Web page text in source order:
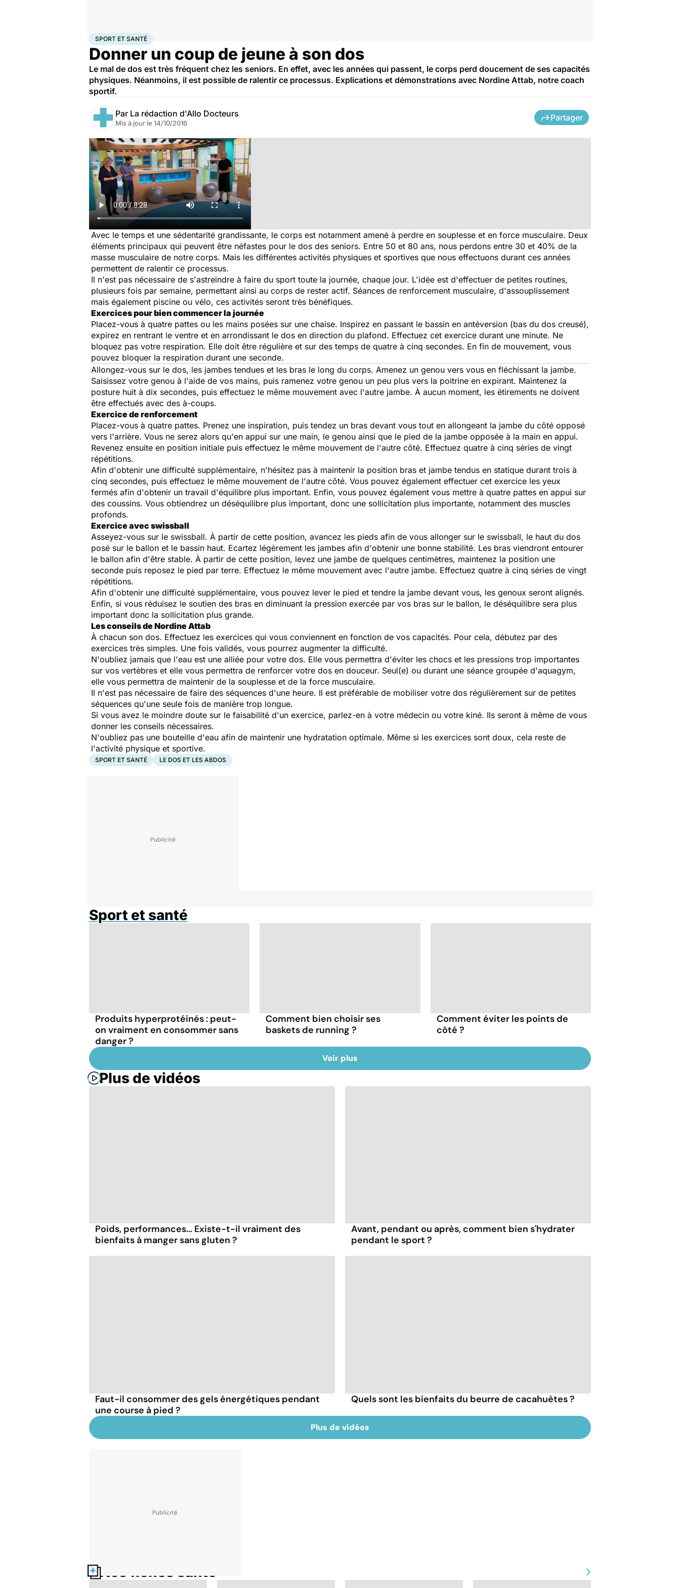
AccueilBien-êtreSport santé
SPORT ET SANTÉ
Donner un coup de jeune à son dos
Le mal de dos est très fréquent chez les seniors. En effet, avec les années qui passent, le corps perd doucement de ses capacités
physiques. Néanmoins, il est possible de ralentir ce processus. Explications et démonstrations avec Nordine Attab, notre coach
sportif.
Par La rédaction d'Allo Docteurs
Mis à jour le 14/10/2016
Partager
Avec le temps et une sédentarité grandissante, le corps est notamment amené à perdre en souplesse et en force musculaire. Deux
éléments principaux qui peuvent être néfastes pour le dos des seniors. Entre 50 et 80 ans, nous perdons entre 30 et 40% de la
masse musculaire de notre corps. Mais les différentes activités physiques et sportives que nous effectuons durant ces années
permettent de ralentir ce processus.
Il n'est pas nécessaire de s'astreindre à faire du sport toute la journée, chaque jour. L'idée est d'effectuer de petites routines,
plusieurs fois par semaine, permettant ainsi au corps de rester actif. Séances de renforcement musculaire, d'assouplissement
mais également piscine ou vélo, ces activités seront très bénéfiques.
Exercices pour bien commencer la journée
Placez-vous à quatre pattes ou les mains posées sur une chaise. Inspirez en passant le bassin en antéversion (bas du dos creusé),
expirez en rentrant le ventre et en arrondissant le dos en direction du plafond. Effectuez cet exercice durant une minute. Ne
bloquez pas votre respiration. Elle doit être régulière et sur des temps de quatre à cinq secondes. En fin de mouvement, vous
pouvez bloquer la respiration durant une seconde.
Allongez-vous sur le dos, les jambes tendues et les bras le long du corps. Amenez un genou vers vous en fléchissant la jambe.
Saisissez votre genou à l'aide de vos mains, puis ramenez votre genou un peu plus vers la poitrine en expirant. Maintenez la
posture huit à dix secondes, puis effectuez le même mouvement avec l'autre jambe. À aucun moment, les étirements ne doivent
être effectués avec des à-coups.
Exercice de renforcement
Placez-vous à quatre pattes. Prenez une inspiration, puis tendez un bras devant vous tout en allongeant la jambe du côté opposé
vers l'arrière. Vous ne serez alors qu'en appui sur une main, le genou ainsi que le pied de la jambe opposée à la main en appui.
Revenez ensuite en position initiale puis effectuez le même mouvement de l'autre côté. Effectuez quatre à cinq séries de vingt
répétitions.
Afin d'obtenir une difficulté supplémentaire, n'hésitez pas à maintenir la position bras et jambe tendus en statique durant trois à
cinq secondes, puis effectuez le même mouvement de l'autre côté. Vous pouvez également effectuer cet exercice les yeux
fermés afin d'obtenir un travail d'équilibre plus important. Enfin, vous pouvez également vous mettre à quatre pattes en appui sur
des coussins. Vous obtiendrez un déséquilibre plus important, donc une sollicitation plus importante, notamment des muscles
profonds.
Exercice avec swissball
Asseyez-vous sur le swissball. À partir de cette position, avancez les pieds afin de vous allonger sur le swissball, le haut du dos
posé sur le ballon et le bassin haut. Ecartez légèrement les jambes afin d'obtenir une bonne stabilité. Les bras viendront entourer
le ballon afin d'être stable. À partir de cette position, levez une jambe de quelques centimètres, maintenez la position une
seconde puis reposez le pied par terre. Effectuez le même mouvement avec l'autre jambe. Effectuez quatre à cinq séries de vingt
répétitions.
Afin d'obtenir une difficulté supplémentaire, vous pouvez lever le pied et tendre la jambe devant vous, les genoux seront alignés.
Enfin, si vous réduisez le soutien des bras en diminuant la pression exercée par vos bras sur le ballon, le déséquilibre sera plus
important donc la sollicitation plus grande.
Les conseils de Nordine Attab
À chacun son dos. Effectuez les exercices qui vous conviennent en fonction de vos capacités. Pour cela, débutez par des
exercices très simples. Une fois validés, vous pourrez augmenter la difficulté.
N'oubliez jamais que l'eau est une alliée pour votre dos. Elle vous permettra d'éviter les chocs et les pressions trop importantes
sur vos vertèbres et elle vous permettra de renforcer votre dos en douceur. Seul(e) ou durant une séance groupée d'aquagym,
elle vous permettra de maintenir de la souplesse et de la force musculaire.
Il n'est pas nécessaire de faire des séquences d'une heure. Il est préférable de mobiliser votre dos régulièrement sur de petites
séquences qu'une seule fois de manière trop longue.
Si vous avez le moindre doute sur le faisabilité d'un exercice, parlez-en à votre médecin ou votre kiné. Ils seront à même de vous
donner les conseils nécessaires.
N'oubliez pas une bouteille d'eau afin de maintenir une hydratation optimale. Même si les exercices sont doux, cela reste de
l'activité physique et sportive.
SPORT ET SANTÉ LE DOS ET LES ABDOS
Sport et santé
Produits hyperprotéinés : peut-
on vraiment en consommer sans
danger ?
Comment bien choisir ses
baskets de running ?
Comment éviter les points de
côté ?
Voir plus
Plus de vidéos
Poids, performances... Existe-t-il vraiment des
bienfaits à manger sans gluten ?
Avant, pendant ou après, comment bien s'hydrater
pendant le sport ?
Faut-il consommer des gels énergétiques pendant
une course à pied ?
Quels sont les bienfaits du beurre de cacahuètes ?
Plus de vidéos
Nos fiches santé